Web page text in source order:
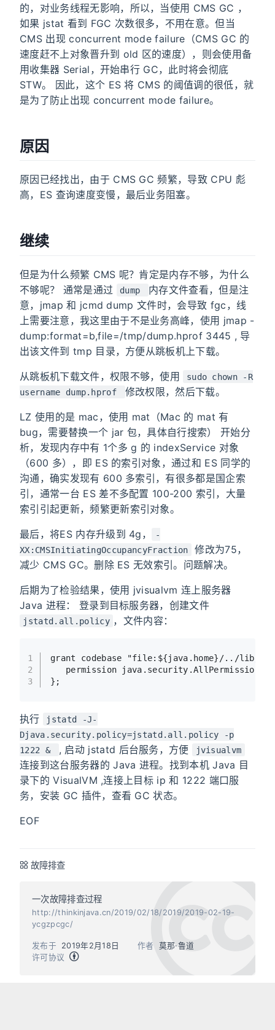
的，对业务线程无影响，所以，当使用 CMS GC ，
如果 jstat 看到 FGC 次数很多，不用在意。但当
CMS 出现 concurrent mode failure（CMS GC 的
速度赶不上对象晋升到 old 区的速度），则会使用备
用收集器 Serial，开始串行 GC，此时将会彻底
STW。 因此，这个 ES 将 CMS 的阈值调的很低，就
是为了防止出现 concurrent mode failure。
原因
原因已经找出，由于 CMS GC 频繁，导致 CPU 彪
高，ES 查询速度变慢，最后业务阻塞。
继续
但是为什么频繁 CMS 呢？肯定是内存不够，为什么
不够呢？ 通常是通过
dump
内存文件查看，但是注
意，jmap 和 jcmd dump 文件时，会导致 fgc，线
上需要注意，我这里由于不是业务高峰，使用 jmap -
dump:format=b,file=/tmp/dump.hprof 3445 , 导
出该文件到 tmp 目录，方便从跳板机上下载。
从跳板机下载文件，权限不够，使用
sudo chown -R
username dump.hprof
修改权限，然后下载。
LZ 使用的是 mac，使用 mat（Mac 的 mat 有
bug，需要替换一个 jar 包，具体自行搜索） 开始分
析，发现内存中有 1个多 g 的 indexService 对象
（600 多），即 ES 的索引对象，通过和 ES 同学的
沟通，确实发现有 600 多索引，有很多都是国企索
引，通常一台 ES 差不多配置 100-200 索引，大量
索引引起更新，频繁更新索引对象。
最后，将ES 内存升级到 4g，
-
XX:CMSInitiatingOccupancyFraction
修改为75，
减少 CMS GC。删除 ES 无效索引。问题解决。
后期为了检验结果，使用 jvisualvm 连上服务器
Java 进程： 登录到目标服务器，创建文件
jstatd.all.policy ，文件内容：
1
2
3
grant codebase
"file:${java.home}/../lib/
   permission java.security.AllPermission;
};
执行
jstatd -J-
Djava.security.policy=jstatd.all.policy -p
1222 &
, 启动 jstatd 后台服务，方便 jvisualvm
连接到这台服务器的 Java 进程。找到本机 Java 目
录下的 VisualVM ,连接上目标 ip 和 1222 端口服
务，安装 GC 插件，查看 GC 状态。
EOF
故障排查
一次故障排查过程
http://thinkinjava.cn/2019/02/18/2019/2019-02-19-
ycgzpcgc/
作者 莫那·鲁道
发布于
2019年2月18日
许可协议